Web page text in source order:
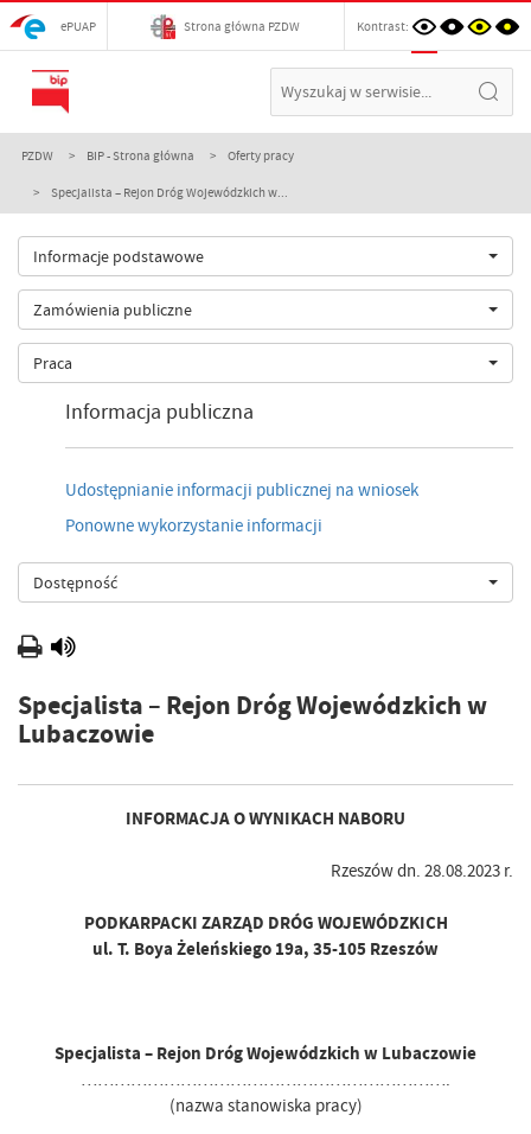
ePUAP Strona główna PZDW Kontrast:
PZDW BIP - Strona główna Oferty pracy
Specjalista – Rejon Dróg Wojewódzkich w...
Informacje podstawowe
Zamówienia publiczne
Praca
Informacja publiczna
Udostępnianie informacji publicznej na wniosek
Ponowne wykorzystanie informacji
Dostępność
Specjalista – Rejon Dróg Wojewódzkich w
Lubaczowie
INFORMACJA O WYNIKACH NABORU
Rzeszów dn. 28.08.2023 r.
PODKARPACKI ZARZĄD DRÓG WOJEWÓDZKICH
ul. T. Boya Żeleńskiego 19a, 35-105 Rzeszów
Specjalista – Rejon Dróg Wojewódzkich w Lubaczowie
………………………………………………………….
(nazwa stanowiska pracy)